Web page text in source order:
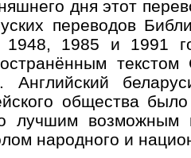
дня этот
переводов
1948, 1985 и 1991
Английский
общества
лучшим возможным
народного и